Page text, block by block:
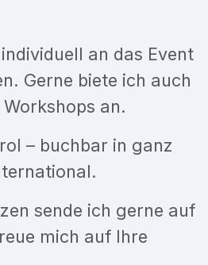
an das Event
Gerne biete ich auch
an.
– buchbar in ganz
sende ich gerne auf
mich auf Ihre